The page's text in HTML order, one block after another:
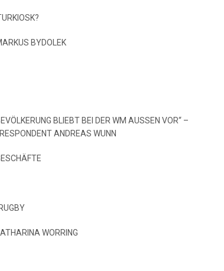
BYDOLEK
BLIEBT BEI DER WM AUSSEN VOR“ –
ANDREAS WUNN
WORRING